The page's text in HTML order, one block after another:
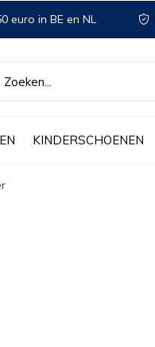
KINDERSCHOENEN
euro in BE en NL